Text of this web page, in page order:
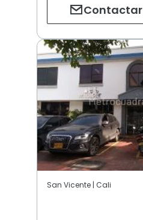
Contactar
San Vicente | Cali